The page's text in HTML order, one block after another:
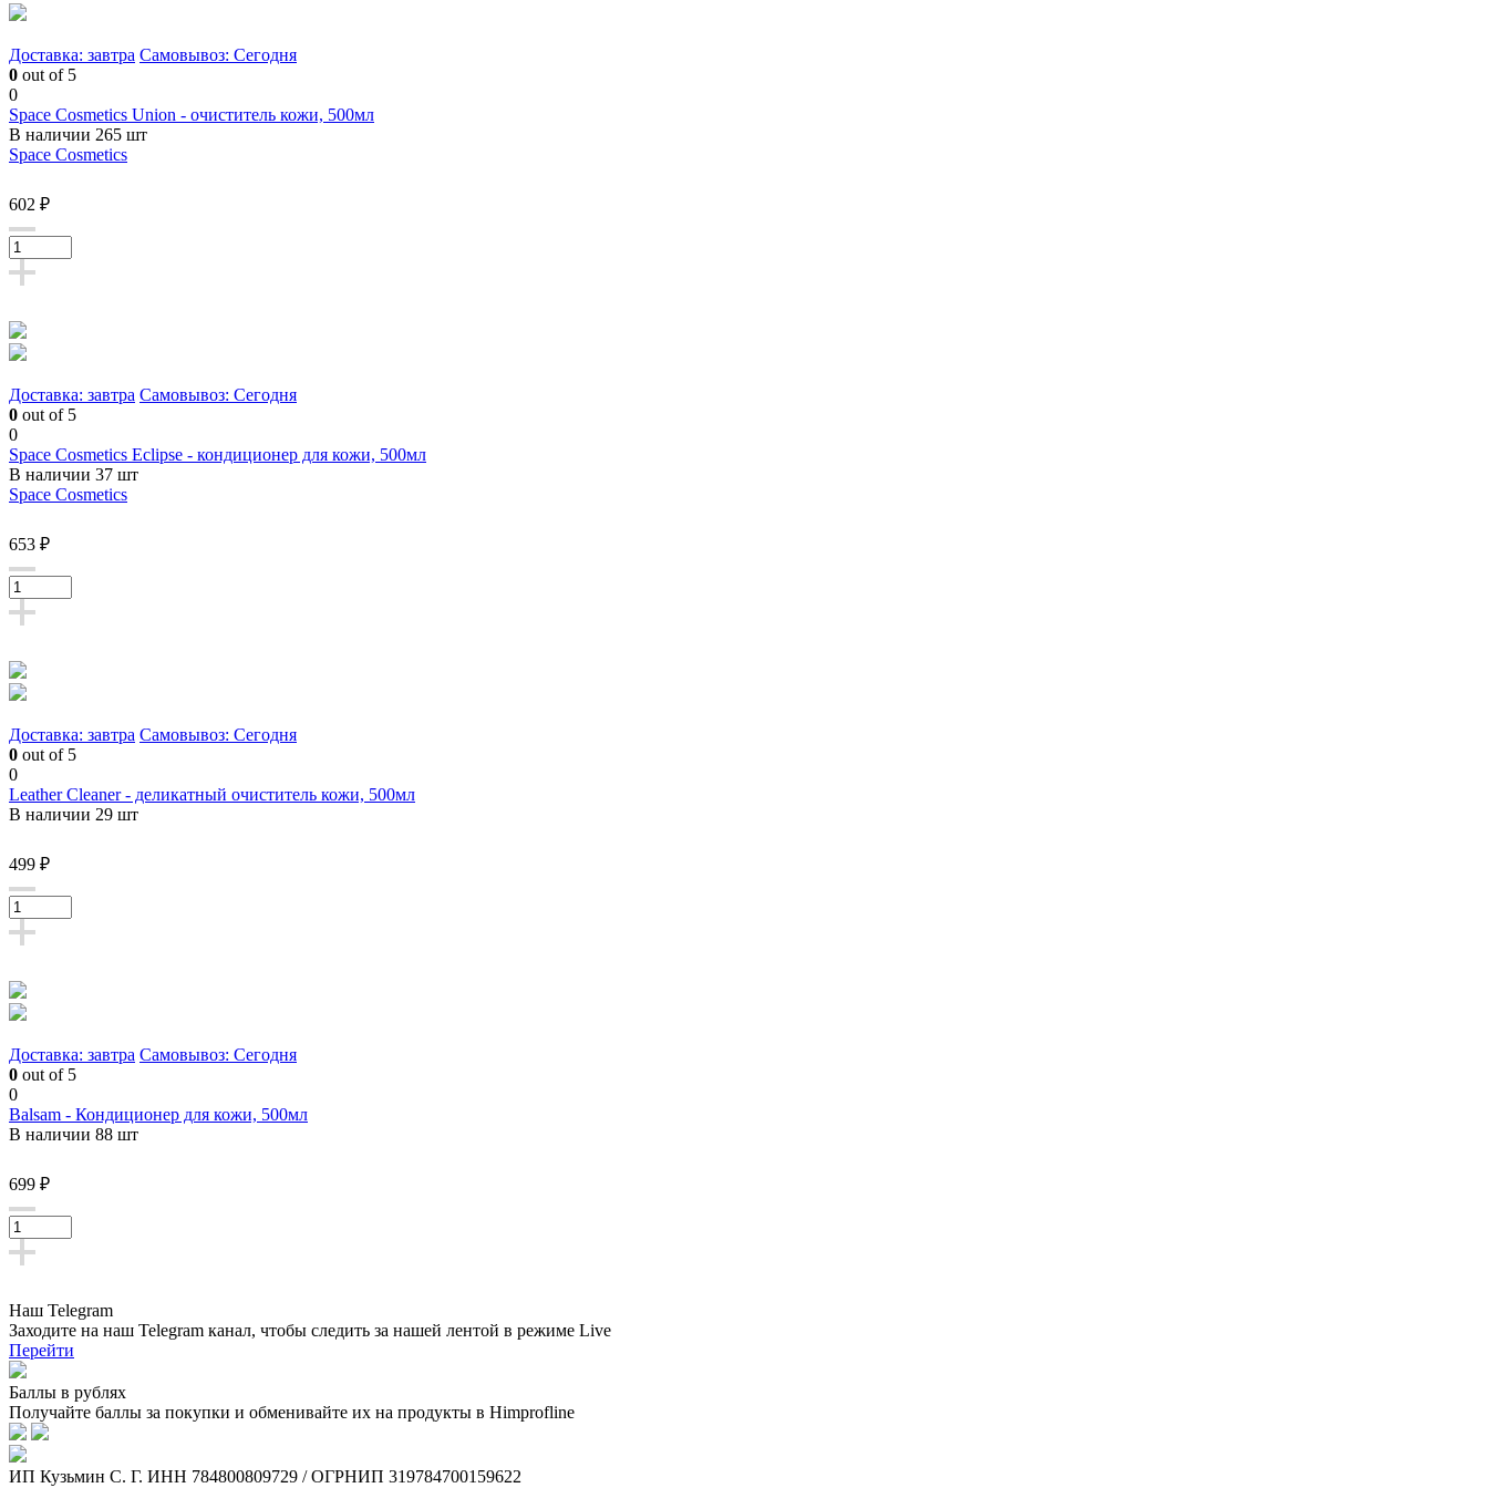
Доставка: завтра Самовывоз: Сегодня
0 out of 5
0
Space Cosmetics Union - очиститель кожи, 500мл
В наличии 265 шт
Space Cosmetics
602 ₽
Доставка: завтра Самовывоз: Сегодня
0 out of 5
0
Space Cosmetics Eclipse - кондиционер для кожи, 500мл
В наличии 37 шт
Space Cosmetics
653 ₽
Доставка: завтра Самовывоз: Сегодня
0 out of 5
0
Leather Cleaner - деликатный очиститель кожи, 500мл
В наличии 29 шт
499 ₽
Доставка: завтра Самовывоз: Сегодня
0 out of 5
0
Balsam - Кондиционер для кожи, 500мл
В наличии 88 шт
699 ₽
Наш Telegram
Заходите на наш Telegram канал, чтобы следить за нашей лентой в режиме Live
Перейти
Баллы в рублях
Получайте баллы за покупки и обменивайте их на продукты в Himprofline
ИП Кузьмин C. Г. ИНН 784800809729 / ОГРНИП 319784700159622